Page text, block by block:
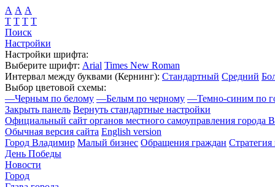
А А А
Т Т Т Т
Поиск
Настройки
Настройки шрифта:
Выберите шрифт: Arial Times New Roman
Интервал между буквами (Кернинг): Стандартный Средний
Выбор цветовой схемы:
—Черным по белому —Белым по черному —Темно-синим по
Закрыть панель Вернуть стандартные настройки
Официальный сайт органов местного самоуправления города
Обычная версия сайта English version
Город Владимир Малый бизнес Обращения граждан Стратегия
День Победы
Новости
Город